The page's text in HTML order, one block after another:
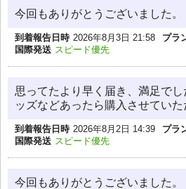
今回もありがとうございました。
到着報告日時 2026年8月3日 21:58 プラ
国際発送 スピード優先
思ってたより早く届き、満足で
ッズなどあったら購入させていた
到着報告日時 2026年8月2日 14:39 プラ
国際発送 スピード優先
今回もありがとうございました。